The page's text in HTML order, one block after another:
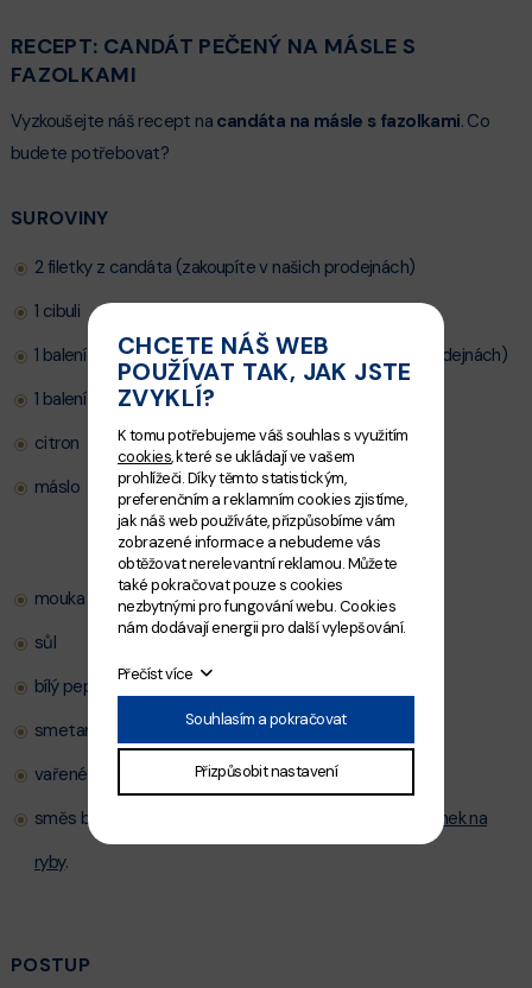
RECEPT: CANDÁT PEČENÝ NA MÁSLE S
FAZOLKAMI
Vyzkoušejte náš recept na candáta na másle s fazolkami. Co
budete potřebovat?
SUROVINY
2 filetky z candáta (zakoupíte v našich prodejnách)
1 cibuli
1 balení zelených fazolek 350 g (zakoupíte v našich prodejnách)
1 balení nivy
citron
máslo
mouka
sůl
bílý pepř
smetana na vaření
vařené brambory
směs bylinek - Diana doporučuje na candáta
směs bylinek na
ryby.
POSTUP
CHCETE NÁŠ WEB
POUŽÍVAT TAK, JAK JSTE
ZVYKLÍ?
K tomu potřebujeme váš souhlas s využitím
cookies, které se ukládají ve vašem
prohlížeči. Díky těmto statistickým,
preferenčním a reklamním cookies zjistíme,
jak náš web používáte, přizpůsobíme vám
zobrazené informace a nebudeme vás
obtěžovat nerelevantní reklamou. Můžete
také pokračovat pouze s cookies
nezbytnými pro fungování webu. Cookies
nám dodávají energii pro další vylepšování.
Přečíst více
Souhlasím a pokračovat
Přizpůsobit nastavení